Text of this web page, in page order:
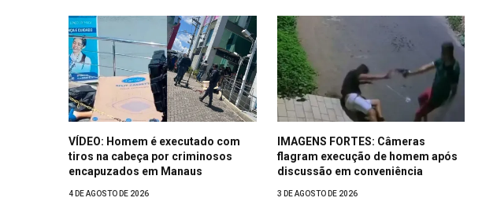
VÍDEO: Homem é executado com
tiros na cabeça por criminosos
encapuzados em Manaus
4 DE AGOSTO DE 2026
IMAGENS FORTES: Câmeras
flagram execução de homem após
discussão em conveniência
3 DE AGOSTO DE 2026